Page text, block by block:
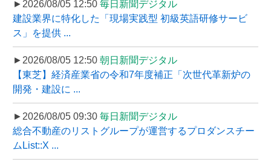
►2026/08/05 12:50 毎日新聞デジタル
建設業界に特化した「現場実践型 初級英語研修サービ
ス」を提供 ...
►2026/08/05 12:50 朝日新聞デジタル
【東芝】経済産業省の令和7年度補正「次世代革新炉の
開発・建設に ...
►2026/08/05 09:30 毎日新聞デジタル
総合不動産のリストグループが運営するプロダンスチー
ムList::X ...